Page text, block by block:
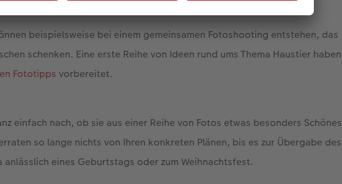
beispielsweise bei einem gemeinsamen Fotoshooting entstehen, das
schenken. Eine erste Reihe von Ideen rund ums Thema Haustier haben
Fototipps vorbereitet.
einfach nach, ob sie aus einer Reihe von Fotos etwas besonders Schönes
so lange nichts von Ihren konkreten Plänen, bis es zur Übergabe des
anlässlich eines Geburtstags oder zum Weihnachtsfest.